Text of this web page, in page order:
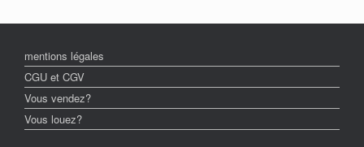
mentions légales
CGU et CGV
Vous vendez?
Vous louez?